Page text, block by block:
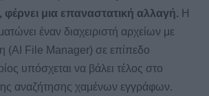
μια επαναστατική αλλαγή. Η
έναν διαχειριστή αρχείων με
(AI File Manager) σε επίπεδο
υπόσχεται να βάλει τέλος στο
αναζήτησης χαμένων εγγράφων.